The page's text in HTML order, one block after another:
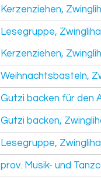
Kerzenziehen,
Lesegruppe,
Kerzenziehen,
Weihnachtsbasteln,
Gutzi backen für den
Gutzi backen,
Lesegruppe,
prov. Musik- und